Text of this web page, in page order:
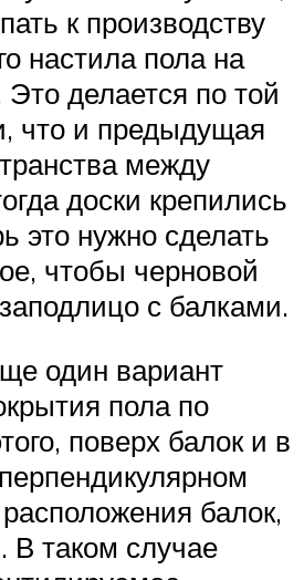
к производству
настила пола на
делается по той
что и предыдущая
между
доски крепились
это нужно сделать
чтобы черновой
с балками.
один вариант
пола по
поверх балок и в
балок,
В таком случае